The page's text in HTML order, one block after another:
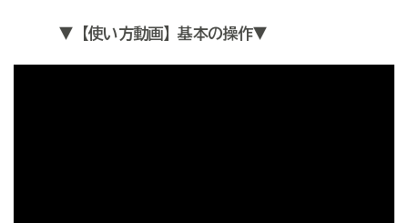
▼【使い方動画】基本の操作▼